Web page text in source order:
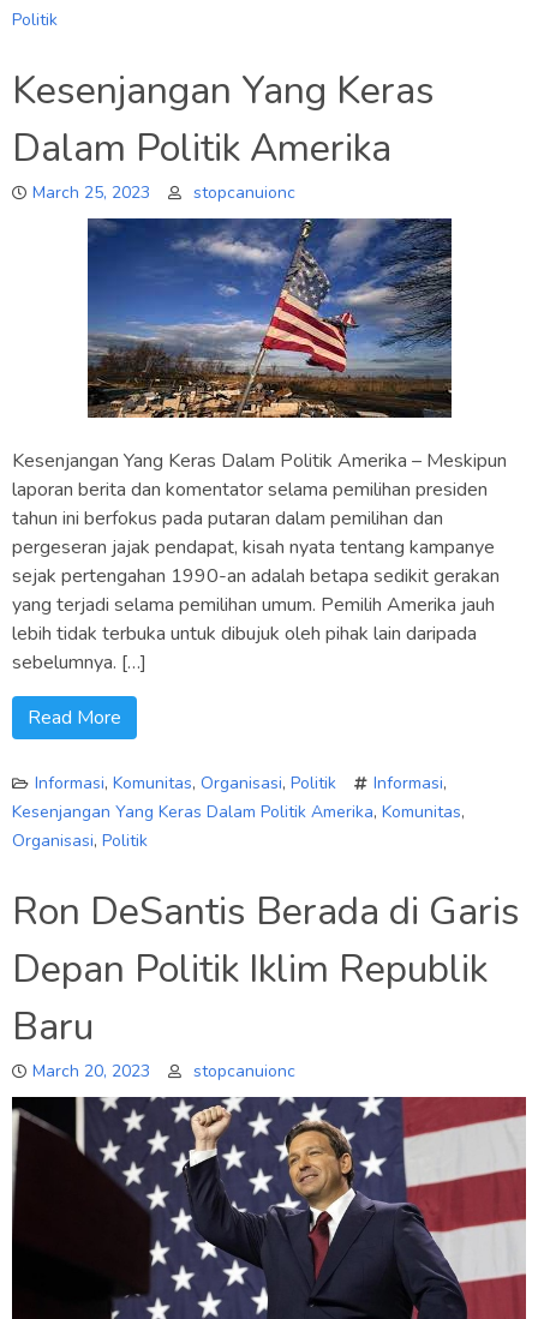
Politik
Kesenjangan Yang Keras
Dalam Politik Amerika
March 25, 2023 stopcanuionc
Kesenjangan Yang Keras Dalam Politik Amerika – Meskipun
laporan berita dan komentator selama pemilihan presiden
tahun ini berfokus pada putaran dalam pemilihan dan
pergeseran jajak pendapat, kisah nyata tentang kampanye
sejak pertengahan 1990-an adalah betapa sedikit gerakan
yang terjadi selama pemilihan umum. Pemilih Amerika jauh
lebih tidak terbuka untuk dibujuk oleh pihak lain daripada
sebelumnya. […]
Read More
Informasi, Komunitas, Organisasi, Politik Informasi,
Kesenjangan Yang Keras Dalam Politik Amerika, Komunitas,
Organisasi, Politik
Ron DeSantis Berada di Garis
Depan Politik Iklim Republik
Baru
March 20, 2023 stopcanuionc